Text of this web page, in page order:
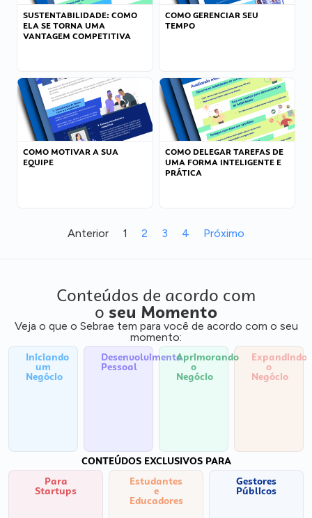
SUSTENTABILIDADE: COMO
ELA SE TORNA UMA
VANTAGEM COMPETITIVA
COMO GERENCIAR SEU
TEMPO
COMO MOTIVAR A SUA
EQUIPE
COMO DELEGAR TAREFAS DE
UMA FORMA INTELIGENTE E
PRÁTICA
Anterior 1 2 3 4 Próximo
Conteúdos de acordo com
o seu Momento
Veja o que o Sebrae tem para você de acordo com o seu
momento:
Iniciando
um
Negócio
Desenvolvimento
Pessoal
Aprimorando
o
Negócio
Expandindo
o
Negócio
CONTEÚDOS EXCLUSIVOS PARA
Para
Startups
Estudantes
e
Educadores
Gestores
Públicos